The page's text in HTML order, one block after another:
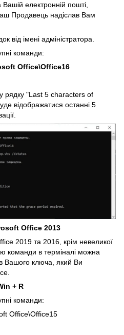
Вашій електронній пошті,
Продавець надіслав Вам
від імені адміністратора.
команди:
Office\Office16
рядку "Last 5 characters of
відображатися останні 5
Office 2013
2019 та 2016, крім невеликої
команди в терміналі можна
Вашого ключа, який Ви
+ R
команди:
Office\Office15